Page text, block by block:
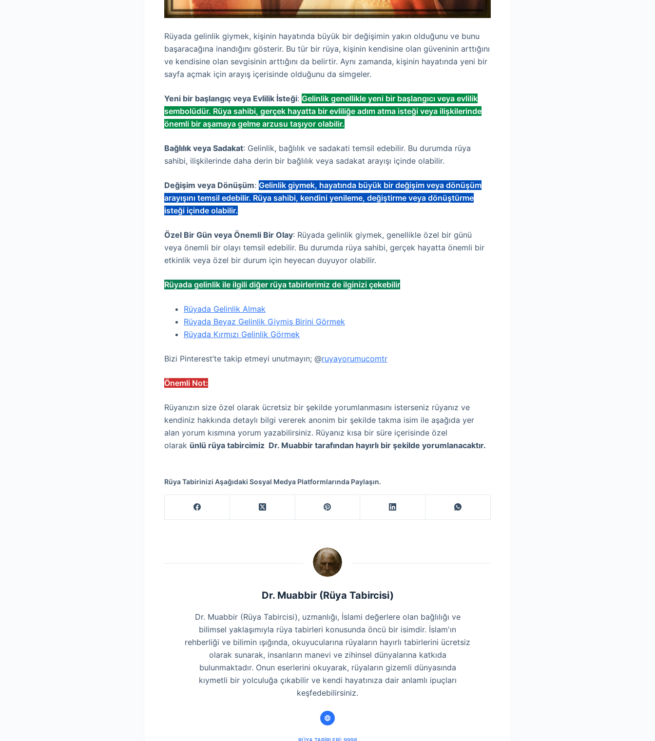
Rüyada gelinlik giymek, kişinin hayatında büyük bir değişimin yakın olduğunu ve bunu
başaracağına inandığını gösterir. Bu tür bir rüya, kişinin kendisine olan güveninin arttığını
ve kendisine olan sevgisinin arttığını da belirtir. Aynı zamanda, kişinin hayatında yeni bir
sayfa açmak için arayış içerisinde olduğunu da simgeler.
Yeni bir başlangıç veya Evlilik İsteği: Gelinlik genellikle yeni bir başlangıcı veya evlilik
sembolüdür. Rüya sahibi, gerçek hayatta bir evliliğe adım atma isteği veya ilişkilerinde
önemli bir aşamaya gelme arzusu taşıyor olabilir.
Bağlılık veya Sadakat: Gelinlik, bağlılık ve sadakati temsil edebilir. Bu durumda rüya
sahibi, ilişkilerinde daha derin bir bağlılık veya sadakat arayışı içinde olabilir.
Değişim veya Dönüşüm: Gelinlik giymek, hayatında büyük bir değişim veya dönüşüm
arayışını temsil edebilir. Rüya sahibi, kendini yenileme, değiştirme veya dönüştürme
isteği içinde olabilir.
Özel Bir Gün veya Önemli Bir Olay: Rüyada gelinlik giymek, genellikle özel bir günü
veya önemli bir olayı temsil edebilir. Bu durumda rüya sahibi, gerçek hayatta önemli bir
etkinlik veya özel bir durum için heyecan duyuyor olabilir.
Rüyada gelinlik ile ilgili diğer rüya tabirlerimiz de ilginizi çekebilir
Rüyada Gelinlik Almak
Rüyada Beyaz Gelinlik Giymiş Birini Görmek
Rüyada Kırmızı Gelinlik Görmek
Bizi Pinterest’te takip etmeyi unutmayın; @ruyayorumucomtr
Önemli Not:
Rüyanızın size özel olarak ücretsiz bir şekilde yorumlanmasını isterseniz rüyanız ve
kendiniz hakkında detaylı bilgi vererek anonim bir şekilde takma isim ile aşağıda yer
alan yorum kısmına yorum yazabilirsiniz. Rüyanız kısa bir süre içerisinde özel
olarak ünlü rüya tabircimiz Dr. Muabbir tarafından hayırlı bir şekilde yorumlanacaktır.
Rüya Tabirinizi Aşağıdaki Sosyal Medya Platformlarında Paylaşın.
Dr. Muabbir (Rüya Tabircisi)
Dr. Muabbir (Rüya Tabircisi), uzmanlığı, İslami değerlere olan bağlılığı ve
bilimsel yaklaşımıyla rüya tabirleri konusunda öncü bir isimdir. İslam'ın
rehberliği ve bilimin ışığında, okuyucularına rüyaların hayırlı tabirlerini ücretsiz
olarak sunarak, insanların manevi ve zihinsel dünyalarına katkıda
bulunmaktadır. Onun eserlerini okuyarak, rüyaların gizemli dünyasında
kıymetli bir yolculuğa çıkabilir ve kendi hayatınıza dair anlamlı ipuçları
keşfedebilirsiniz.